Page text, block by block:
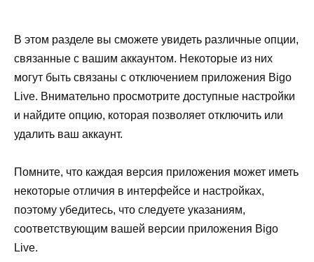
В этом разделе вы сможете увидеть различные опции,
связанные с вашим аккаунтом. Некоторые из них
могут быть связаны с отключением приложения Bigo
Live. Внимательно просмотрите доступные настройки
и найдите опцию, которая позволяет отключить или
удалить ваш аккаунт.
Помните, что каждая версия приложения может иметь
некоторые отличия в интерфейсе и настройках,
поэтому убедитесь, что следуете указаниям,
соответствующим вашей версии приложения Bigo
Live.